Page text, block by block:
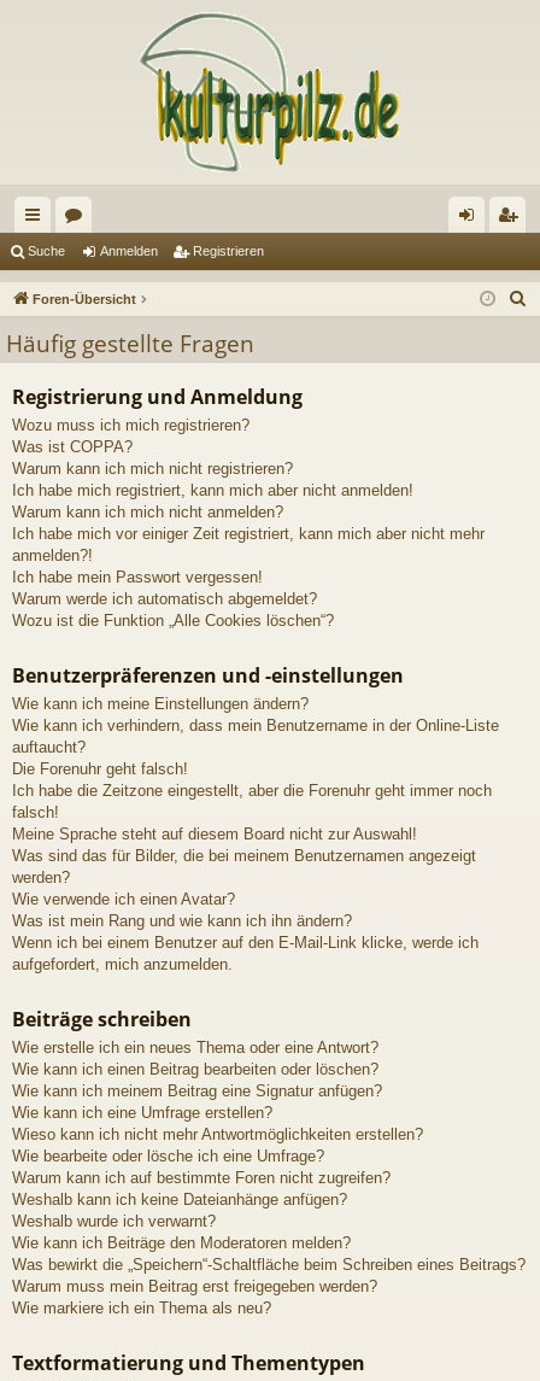
ch
ne
ug
riff
en m
de
ist
re
Suche Anmelden Registrieren
Foren-Übersicht
Häufig gestellte Fragen
Registrierung und Anmeldung
Wozu muss ich mich registrieren?
Was ist COPPA?
Warum kann ich mich nicht registrieren?
Ich habe mich registriert, kann mich aber nicht anmelden!
Warum kann ich mich nicht anmelden?
Ich habe mich vor einiger Zeit registriert, kann mich aber nicht mehr
anmelden?!
Ich habe mein Passwort vergessen!
Warum werde ich automatisch abgemeldet?
Wozu ist die Funktion „Alle Cookies löschen“?
Benutzerpräferenzen und -einstellungen
Wie kann ich meine Einstellungen ändern?
Wie kann ich verhindern, dass mein Benutzername in der Online-Liste
auftaucht?
Die Forenuhr geht falsch!
Ich habe die Zeitzone eingestellt, aber die Forenuhr geht immer noch
falsch!
Meine Sprache steht auf diesem Board nicht zur Auswahl!
Was sind das für Bilder, die bei meinem Benutzernamen angezeigt
werden?
Wie verwende ich einen Avatar?
Was ist mein Rang und wie kann ich ihn ändern?
Wenn ich bei einem Benutzer auf den E-Mail-Link klicke, werde ich
aufgefordert, mich anzumelden.
Beiträge schreiben
Wie erstelle ich ein neues Thema oder eine Antwort?
Wie kann ich einen Beitrag bearbeiten oder löschen?
Wie kann ich meinem Beitrag eine Signatur anfügen?
Wie kann ich eine Umfrage erstellen?
Wieso kann ich nicht mehr Antwortmöglichkeiten erstellen?
Wie bearbeite oder lösche ich eine Umfrage?
Warum kann ich auf bestimmte Foren nicht zugreifen?
Weshalb kann ich keine Dateianhänge anfügen?
Weshalb wurde ich verwarnt?
Wie kann ich Beiträge den Moderatoren melden?
Was bewirkt die „Speichern“-Schaltfläche beim Schreiben eines Beitrags?
Warum muss mein Beitrag erst freigegeben werden?
Wie markiere ich ein Thema als neu?
Textformatierung und Thementypen